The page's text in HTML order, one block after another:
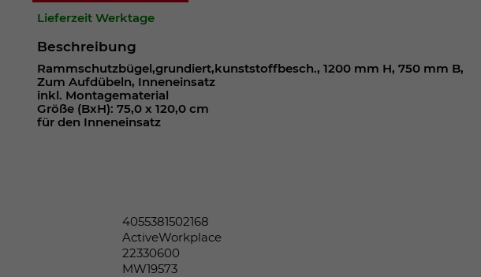
Lieferzeit Werktage
Beschreibung
Rammschutzbügel,grundiert,kunststoffbesch., 1200 mm H, 750 mm B,
Zum Aufdübeln, Inneneinsatz
inkl. Montagematerial
Größe (BxH): 75,0 x 120,0 cm
für den Inneneinsatz
4055381502168
ActiveWorkplace
22330600
MW19573